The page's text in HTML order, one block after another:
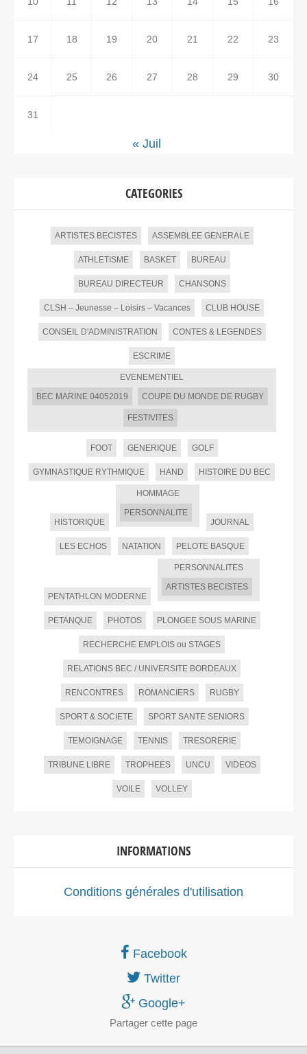
17 18 19 20 21 22 23
24 25 26 27 28 29 30
31
« Juil
CATEGORIES
ARTISTES BECISTES ASSEMBLEE GENERALE
ATHLETISME BASKET BUREAU
BUREAU DIRECTEUR CHANSONS
CLSH – Jeunesse – Loisirs – Vacances CLUB HOUSE
CONSEIL D'ADMINISTRATION CONTES & LEGENDES
ESCRIME
EVENEMENTIEL
BEC MARINE 04052019
COUPE DU MONDE DE RUGBY
FESTIVITES
FOOT GENERIQUE GOLF
GYMNASTIQUE RYTHMIQUE HAND HISTOIRE DU BEC
HISTORIQUE
HOMMAGE
PERSONNALITE
JOURNAL
LES ECHOS NATATION PELOTE BASQUE
PENTATHLON MODERNE
PERSONNALITES
ARTISTES BECISTES
PETANQUE PHOTOS PLONGEE SOUS MARINE
RECHERCHE EMPLOIS ou STAGES
RELATIONS BEC / UNIVERSITE BORDEAUX
RENCONTRES ROMANCIERS RUGBY
SPORT & SOCIETE SPORT SANTE SENIORS
TEMOIGNAGE TENNIS TRESORERIE
TRIBUNE LIBRE TROPHEES UNCU VIDEOS
VOILE VOLLEY
INFORMATIONS
Conditions générales d'utilisation
Facebook
Twitter
Google+
Partager cette page